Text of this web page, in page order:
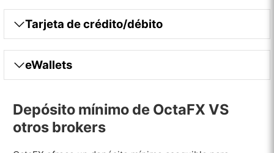
Tarjeta de crédito/débito
eWallets
Depósito mínimo de OctaFX VS
otros brokers